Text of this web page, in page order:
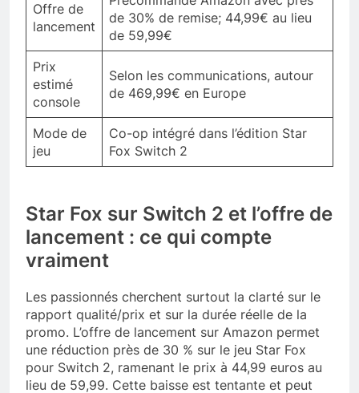
Offre de
lancement
de 30% de remise; 44,99€ au lieu
de 59,99€
Prix
estimé
console
Selon les communications, autour
de 469,99€ en Europe
Mode de
jeu
Co-op intégré dans l’édition Star
Fox Switch 2
Star Fox sur Switch 2 et l’offre de
lancement : ce qui compte
vraiment
Les passionnés cherchent surtout la clarté sur le
rapport qualité/prix et sur la durée réelle de la
promo. L’offre de lancement sur Amazon permet
une réduction près de 30 % sur le jeu Star Fox
pour Switch 2, ramenant le prix à 44,99 euros au
lieu de 59,99. Cette baisse est tentante et peut